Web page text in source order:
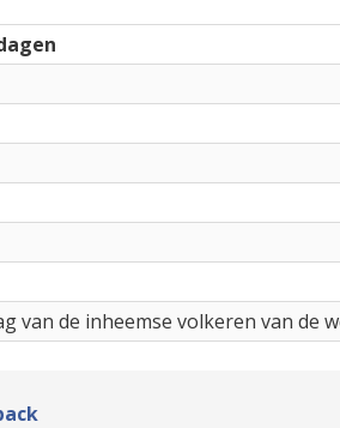
van de inheemse volkeren van de